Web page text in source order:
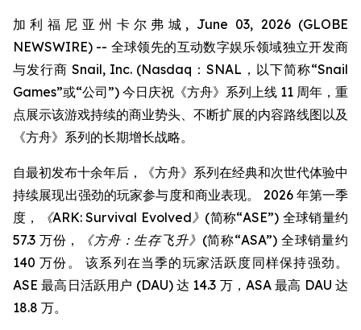
加利福尼亚州卡尔弗城, June 03, 2026 (GLOBE
NEWSWIRE) -- 全球领先的互动数字娱乐领域独立开发商
与发行商 Snail, Inc. (Nasdaq：SNAL，以下简称“Snail
Games”或“公司”) 今日庆祝《方舟》系列上线 11 周年，重
点展示该游戏持续的商业势头、不断扩展的内容路线图以及
《方舟》系列的长期增长战略。
自最初发布十余年后，《方舟》系列在经典和次世代体验中
持续展现出强劲的玩家参与度和商业表现。 2026 年第一季
度，
《ARK: Survival Evolved》 (简称“ASE”) 全球销量约
57.3 万份，
《方舟：生存飞升》 (简称“ASA”) 全球销量约
140 万份。 该系列在当季的玩家活跃度同样保持强劲。
ASE 最高日活跃用户 (DAU) 达 14.3 万，ASA 最高 DAU 达
18.8 万。